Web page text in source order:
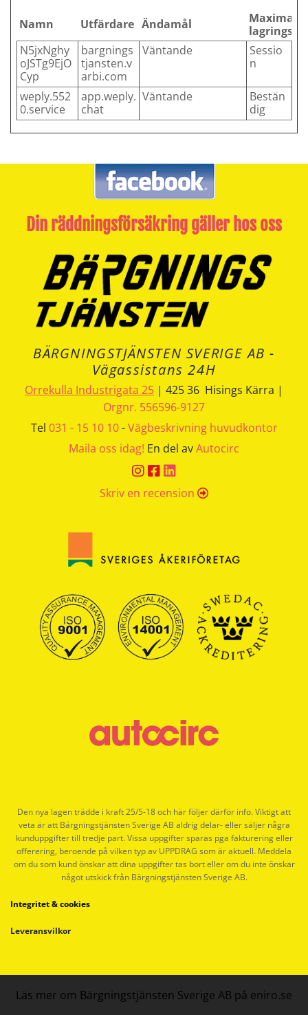
Namn Utfärdare Ändamål
Maximal
lagringstid
N5jxNghy
oJSTg9EjO
Cyp
bargnings
tjansten.v
arbi.com
Väntande
Sessio
n
weply.552
0.service
app.weply.
chat
Väntande
Bestän
dig
Din räddningsförsäkring gäller hos oss
BÄRGNINGSTJÄNSTEN SVERIGE AB -
Vägassistans 24H
Orrekulla Industrigata 25 | 425 36 Hisings Kärra |
Orgnr. 556596-9127
Tel 031 - 15 10 10-Vägbeskrivning huvudkontor
Maila oss idag! En del avAutocirc
  
Skriv en recension 
Den nya lagen trädde i kraft 25/5-18 och här följer därför info. Viktigt att
veta är att Bärgningstjänsten Sverige AB aldrig delar- eller säljer några
kunduppgifter till tredje part. Vissa uppgifter sparas pga fakturering eller
offerering, beroende på vilken typ av UPPDRAG som är aktuell. Meddela
om du som kund önskar att dina uppgifter tas bort eller om du inte önskar
något utskick från Bärgningstjänsten Sverige AB.
Integritet & cookies
Leveransvilkor
Läs mer om Bärgningstjänsten Sverige AB på eniro.se